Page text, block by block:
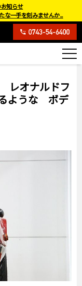
レオナルドフ
ような ボデ
知らせ
な一手を刻みませんか...